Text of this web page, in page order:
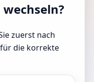
zuerst nach
die korrekte